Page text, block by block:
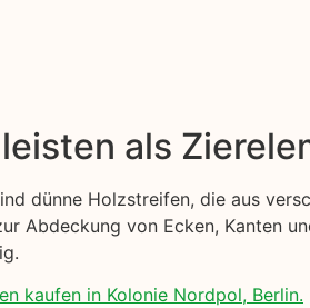
als
dünne Holzstreifen, die aus
Abdeckung von Ecken, Kanten
kaufen in Kolonie Nordpol, Berlin.